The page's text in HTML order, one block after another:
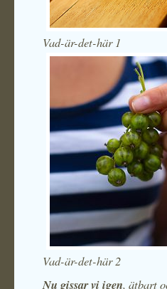
Vad-är-det-här 1
Vad-är-det-här 2
Nu gissar vi igen, ätbart